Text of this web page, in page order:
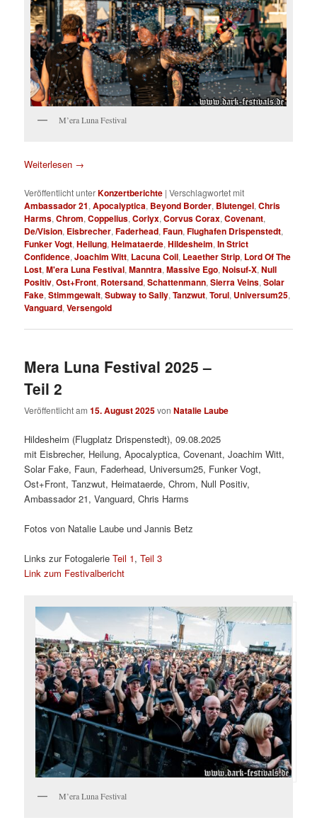
M’era Luna Festival
Weiterlesen →
Veröffentlicht unterKonzertberichte |Verschlagwortet mit
Ambassador 21,Apocalyptica, Beyond Border, Blutengel,Chris
Harms,Chrom,Coppelius,Corlyx,Corvus Corax,Covenant,
De/Vision, Eisbrecher,Faderhead,Faun,Flughafen Drispenstedt,
Funker Vogt,Heilung,Heimataerde,Hildesheim,In Strict
Confidence,Joachim Witt, Lacuna Coil, Leaether Strip, Lord Of The
Lost,M'era Luna Festival,Manntra,Massive Ego,Noisuf-X,Null
Positiv,Ost+Front, Rotersand,Schattenmann,Sierra Veins,Solar
Fake,Stimmgewalt,Subway to Sally,Tanzwut,Torul, Universum25,
Vanguard,Versengold
Mera Luna Festival 2025 –
Teil 2
Veröffentlicht am15. August 2025vonNatalie Laube
Hildesheim (Flugplatz Drispenstedt), 09.08.2025
mit Eisbrecher, Heilung, Apocalyptica, Covenant, Joachim Witt,
Solar Fake, Faun, Faderhead, Universum25, Funker Vogt,
Ost+Front, Tanzwut, Heimataerde, Chrom, Null Positiv,
Ambassador 21, Vanguard, Chris Harms
Fotos von Natalie Laube und Jannis Betz
Links zur FotogalerieTeil 1,Teil 3
Link zum Festivalbericht
M’era Luna Festival